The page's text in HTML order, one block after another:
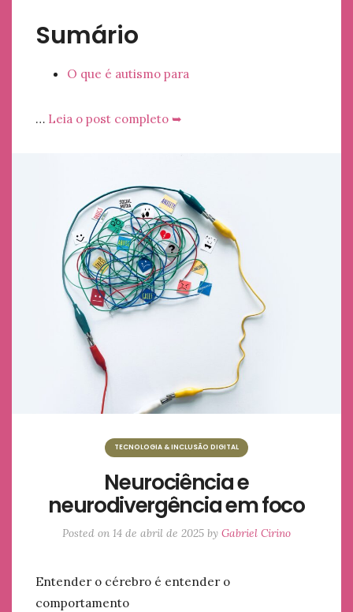
Sumário
O que é autismo para
… Leia o post completo ➥
TECNOLOGIA & INCLUSÃO DIGITAL
Neurociência e
neurodivergência em foco
Posted on 14 de abril de 2025 by Gabriel Cirino
Entender o cérebro é entender o
comportamento